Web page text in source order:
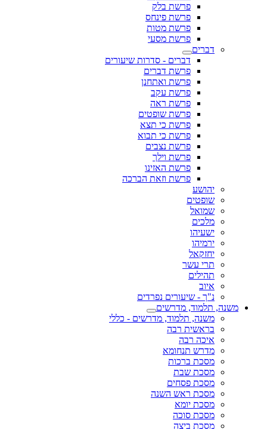
פרשת בלק
פרשת פינחס
פרשת מטות
פרשת מסעי
דברים
דברים - סדרות שיעורים
פרשת דברים
פרשת ואתחנן
פרשת עקב
פרשת ראה
פרשת שופטים
פרשת כי תצא
פרשת כי תבוא
פרשת נצבים
פרשת וילך
פרשת האזינו
פרשת וזאת הברכה
יהושע
שופטים
שמואל
מלכים
ישעיהו
ירמיהו
יחזקאל
תרי עשר
תהילים
איוב
נ"ך - שיעורים נפרדים
משנה, תלמוד, מדרשים
משנה, תלמוד, מדרשים - כללי
בראשית רבה
איכה רבה
מדרש תנחומא
מסכת ברכות
מסכת שבת
מסכת פסחים
מסכת ראש השנה
מסכת יומא
מסכת סוכה
מסכת ביצה